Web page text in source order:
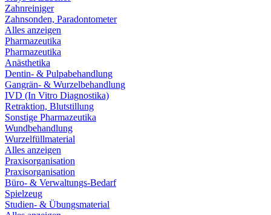
Zahnreiniger
Zahnsonden, Paradontometer
Alles anzeigen
Pharmazeutika
Pharmazeutika
Anästhetika
Dentin- & Pulpabehandlung
Gangrän- & Wurzelbehandlung
IVD (In Vitro Diagnostika)
Retraktion, Blutstillung
Sonstige Pharmazeutika
Wundbehandlung
Wurzelfüllmaterial
Alles anzeigen
Praxisorganisation
Praxisorganisation
Büro- & Verwaltungs-Bedarf
Spielzeug
Studien- & Übungsmaterial